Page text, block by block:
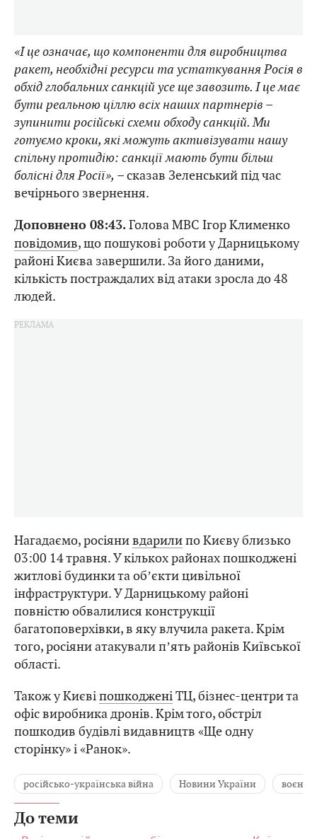
«І це означає, що компоненти для виробництва
ракет, необхідні ресурси та устаткування Росія в
обхід глобальних санкцій усе ще завозить. І це має
бути реальною ціллю всіх наших партнерів –
зупинити російські схеми обходу санкцій. Ми
готуємо кроки, які можуть активізувати нашу
спільну протидію: санкції мають бути більш
болісні для Росії», – сказав Зеленський під час
вечірнього звернення.
Доповнено 08:43.Голова МВС Ігор Клименко
повідомив, що пошукові роботи у Дарницькому
районі Києва завершили. За його даними,
кількість постраждалих від атаки зросла до 48
людей.
Нагадаємо, росіянивдарилипо Києву близько
03:00 14 травня. У кількох районах пошкоджені
житлові будинки та обʼєкти цивільної
інфраструктури. У Дарницькому районі
повністю обвалилися конструкції
багатоповерхівки, в яку влучила ракета. Крім
того, росіяни атакували пʼять районів Київської
області.
Також у КиєвіпошкодженіТЦ, бізнес-центри та
офіс виробника дронів. Крім того, обстріл
пошкодив будівлі видавництв «Ще одну
сторінку» і «Ранок».
російсько-українська війна Новини України воєнні
До теми